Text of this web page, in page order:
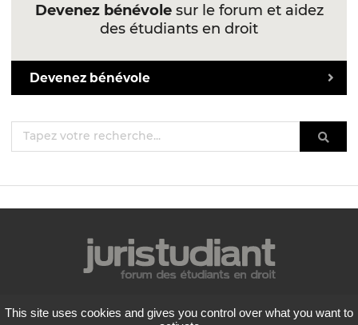
Devenez bénévolesur le forum et aidez
des étudiants en droit
Devenez bénévole
Mentions légales
This site uses cookies and gives you control over what you want to